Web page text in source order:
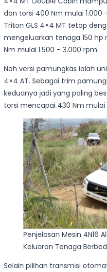
dan torsi 400 Nm mulai 1.000
Triton GLS 4×4 MT tetap
mengeluarkan tenaga 150 hp
Nm mulai 1.500 – 3.000 rpm.
Nah versi pamungkas ialah
4×4 AT. Sebagai trim
keduanya jadi yang paling
torsi mencapai 430 Nm mulai
Penjelasan Mesin 4N16
Keluaran Tenaga
Selain pilihan transmisi